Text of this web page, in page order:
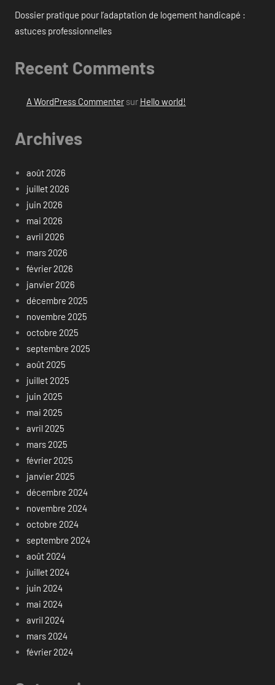
Dossier pratique pour l’adaptation de logement handicapé :
astuces professionnelles
Recent Comments
A WordPress Commentersur Hello world!
Archives
août 2026
juillet 2026
juin 2026
mai 2026
avril 2026
mars 2026
février 2026
janvier 2026
décembre 2025
novembre 2025
octobre 2025
septembre 2025
août 2025
juillet 2025
juin 2025
mai 2025
avril 2025
mars 2025
février 2025
janvier 2025
décembre 2024
novembre 2024
octobre 2024
septembre 2024
août 2024
juillet 2024
juin 2024
mai 2024
avril 2024
mars 2024
février 2024